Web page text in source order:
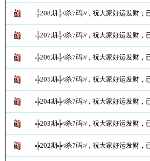
╬208期╬≮杀7码≯，祝大家好运发财，
╬207期╬≮杀7码≯，祝大家好运发财，
╬206期╬≮杀7码≯，祝大家好运发财，
╬205期╬≮杀7码≯，祝大家好运发财，
╬204期╬≮杀7码≯，祝大家好运发财，
╬203期╬≮杀7码≯，祝大家好运发财，
╬202期╬≮杀7码≯，祝大家好运发财，